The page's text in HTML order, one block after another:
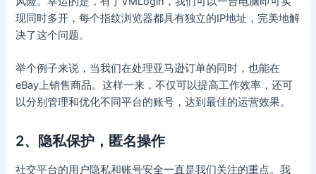
现同时多开，每个指纹浏览器都具有独立的IP地址，完美地解
决了这个问题。
举个例子来说，当我们在处理亚马逊订单的同时，也能在
eBay上销售商品。这样一来，不仅可以提高工作效率，还可
以分别管理和优化不同平台的账号，达到最佳的运营效果。
2、隐私保护，匿名操作
社交平台的用户隐私和账号安全一直是我们关注的重点。我